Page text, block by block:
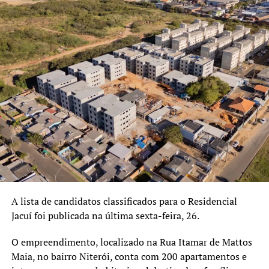
no enfrentamento das consequências de eventos
climáticos extremos.
“O Programa A Casa é Sua
foi pensado justamente
para momentos como este,
em que o poder público
precisa agir com
responsabilidade social. A
parceria com Canoas
reforça o compromisso do
Governo do Estado em
garantir moradia digna às
famílias atingidas”,
A lista de candidatos classificados para o Residencial
Jacuí foi publicada na última sexta-feira, 26.
O empreendimento, localizado na Rua Itamar de Mattos
Maia, no bairro Niterói, conta com 200 apartamentos e